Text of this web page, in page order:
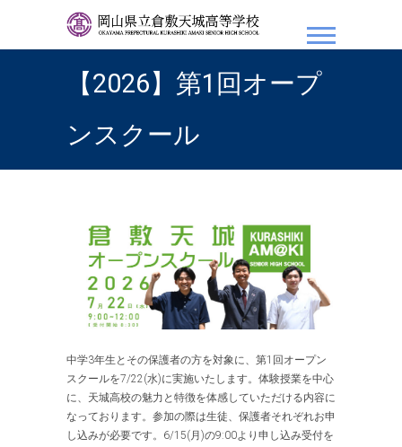
岡山県立倉敷天城高等学
【2026】第1回オープ
ンスクール
中学3年生とその保護者の方を対象に、第1回オープン
スクールを7/22(水)に実施いたします。体験授業を中心
に、天城高校の魅力と特徴を体感していただける内容に
なっております。参加の際は生徒、保護者それぞれお申
し込みが必要です。6/15(月)の9:00より申し込み受付を